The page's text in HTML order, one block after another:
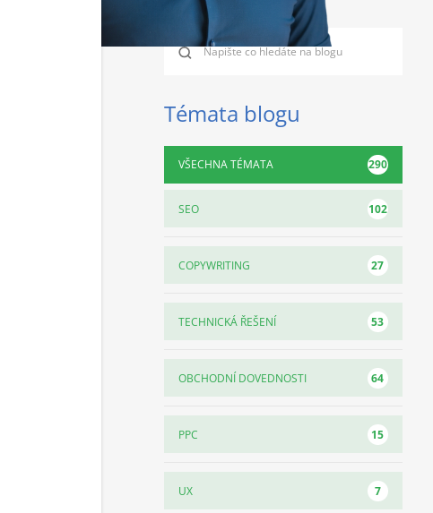
Témata blogu
VŠECHNA TÉMATA 290
SEO 102
COPYWRITING 27
TECHNICKÁ ŘEŠENÍ 53
OBCHODNÍ DOVEDNOSTI 64
PPC 15
UX 7